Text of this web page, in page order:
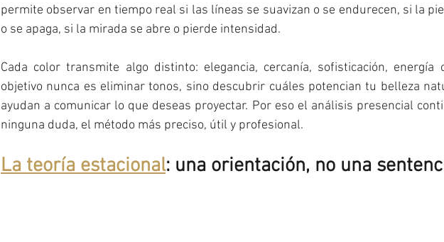
permite observar en tiempo real si las líneas se suavizan o se endurecen, si la
o se apaga, si la mirada se abre o pierde intensidad.
Cada color transmite algo distinto: elegancia, cercanía, sofisticación, energía
objetivo nunca es eliminar tonos, sino descubrir cuáles potencian tu belleza
ayudan a comunicar lo que deseas proyectar. Por eso el análisis presencial
ninguna duda, el método más preciso, útil y profesional.
La teoría estacional: una orientación, no una